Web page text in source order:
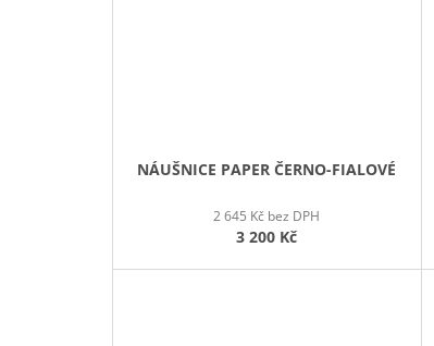
NÁUŠNICE PAPER ČERNO-FIALOVÉ
2 645 Kč bez DPH
3 200 Kč